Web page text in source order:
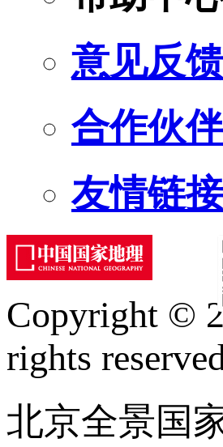
意见反馈
合作伙伴
友情链接
Copyright ©
rights
北京全景国